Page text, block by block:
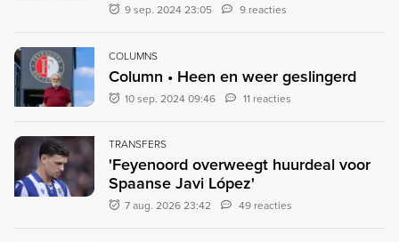
9 sep. 2024 23:05 9 reacties
COLUMNS
Column • Heen en weer geslingerd
10 sep. 2024 09:46 11 reacties
TRANSFERS
'Feyenoord overweegt huurdeal voor
Spaanse Javi López'
7 aug. 2026 23:42 49 reacties